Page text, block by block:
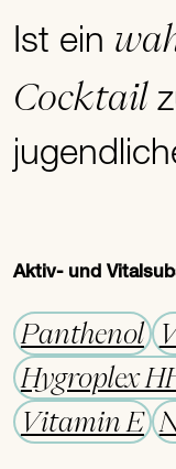
Ist ein
Cocktail
Aktiv- und
Panthenol
Hygroplex
Vitamin E